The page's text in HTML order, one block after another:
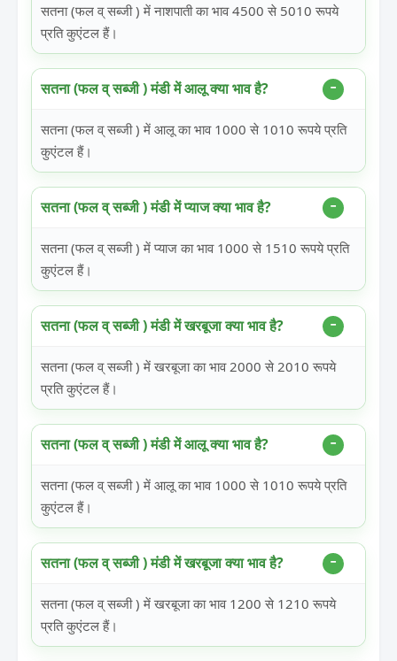
सतना (फल व् सब्जी ) में नाशपाती का भाव 4500 से 5010 रूपये
प्रति कुएंटल हैं।
सतना (फल व् सब्जी ) मंडी में आलू क्या भाव है?
सतना (फल व् सब्जी ) में आलू का भाव 1000 से 1010 रूपये प्रति
कुएंटल हैं।
सतना (फल व् सब्जी ) मंडी में प्याज क्या भाव है?
सतना (फल व् सब्जी ) में प्याज का भाव 1000 से 1510 रूपये प्रति
कुएंटल हैं।
सतना (फल व् सब्जी ) मंडी में खरबूजा क्या भाव है?
सतना (फल व् सब्जी ) में खरबूजा का भाव 2000 से 2010 रूपये
प्रति कुएंटल हैं।
सतना (फल व् सब्जी ) मंडी में आलू क्या भाव है?
सतना (फल व् सब्जी ) में आलू का भाव 1000 से 1010 रूपये प्रति
कुएंटल हैं।
सतना (फल व् सब्जी ) मंडी में खरबूजा क्या भाव है?
सतना (फल व् सब्जी ) में खरबूजा का भाव 1200 से 1210 रूपये
प्रति कुएंटल हैं।